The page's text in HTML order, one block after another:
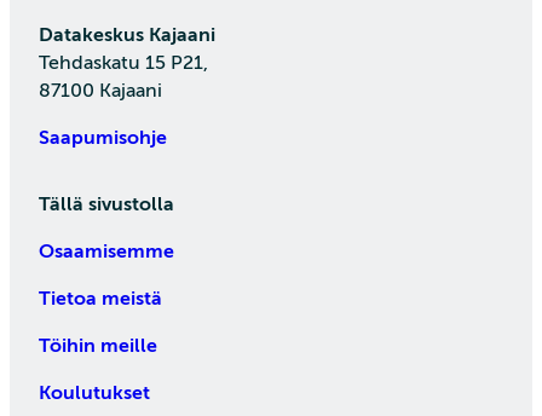
Datakeskus Kajaani
Tehdaskatu 15 P21,
87100 Kajaani
Saapumisohje
Tällä sivustolla
Osaamisemme
Tietoa meistä
Töihin meille
Koulutukset